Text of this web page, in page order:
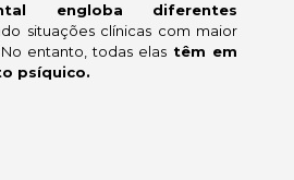
engloba diferentes
situações clínicas com maior
entanto, todas elas têm em
psíquico.